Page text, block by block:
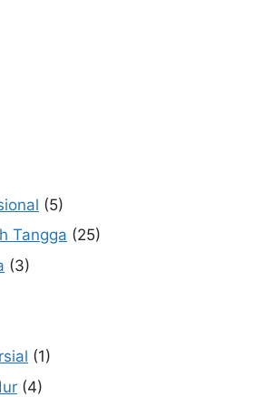
(5)
Tangga (25)
(3)
(1)
(4)